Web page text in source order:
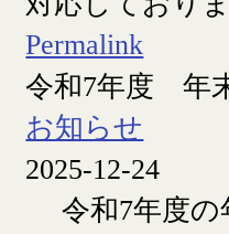
Permalink
令和7年度 年
お知らせ
2025-12-24
令和7年度の